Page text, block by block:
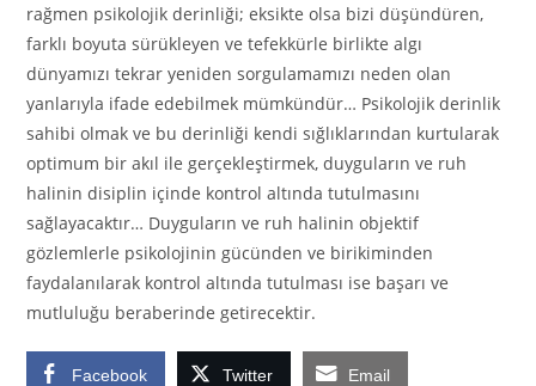
rağmen psikolojik derinliği; eksikte olsa bizi düşündüren,
farklı boyuta sürükleyen ve tefekkürle birlikte algı
dünyamızı tekrar yeniden sorgulamamızı neden olan
yanlarıyla ifade edebilmek mümkündür… Psikolojik derinlik
sahibi olmak ve bu derinliği kendi sığlıklarından kurtularak
optimum bir akıl ile gerçekleştirmek, duyguların ve ruh
halinin disiplin içinde kontrol altında tutulmasını
sağlayacaktır… Duyguların ve ruh halinin objektif
gözlemlerle psikolojinin gücünden ve birikiminden
faydalanılarak kontrol altında tutulması ise başarı ve
mutluluğu beraberinde getirecektir.
Facebook Twitter Email